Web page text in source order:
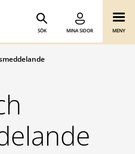
SÖK MINA SIDOR MENY